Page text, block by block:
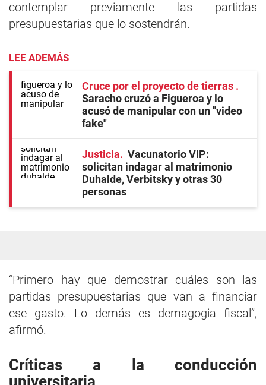
contemplar previamente las partidas
presupuestarias que lo sostendrán.
LEE ADEMÁS
Cruce por el proyecto de tierras
Saracho cruzó a Figueroa y lo
acusó de manipular con un "video
fake"
Justicia
Vacunatorio VIP:
solicitan indagar al matrimonio
Duhalde, Verbitsky y otras 30
personas
“Primero hay que demostrar cuáles son las
partidas presupuestarias que van a financiar
ese gasto. Lo demás es demagogia fiscal”,
afirmó.
Críticas a la conducción
universitaria